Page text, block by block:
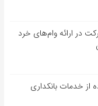
در ارائه وام‌های خرد
از خدمات بانکداری